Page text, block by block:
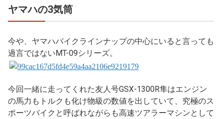
ヤマハの3気筒
今や、ヤマハバイクラインナップの中心にいると言っても
過言ではないMT-09シリーズ。
今回一緒に走ってくれた友人号GSX-1300R隼はエンジン
の馬力もトルクも化け物級の数値を出していて、究極のス
ポーツバイクと呼ばれながらも高速ツアラーマシンとして